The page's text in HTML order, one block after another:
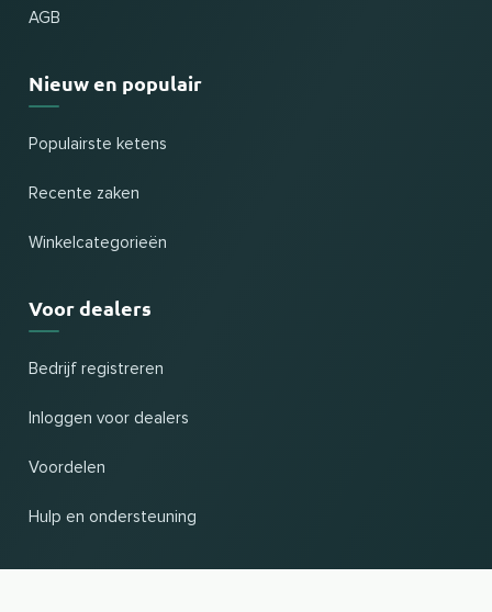
AGB
Nieuw en populair
Populairste ketens
Recente zaken
Winkelcategorieën
Voor dealers
Bedrijf registreren
Inloggen voor dealers
Voordelen
Hulp en ondersteuning